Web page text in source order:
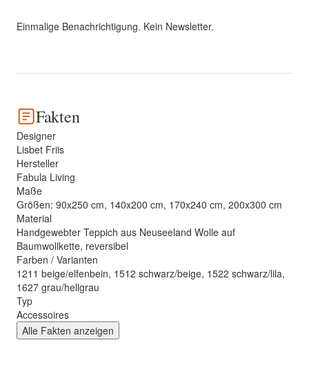
Einmalige Benachrichtigung. Kein Newsletter.
Fakten
Designer
Lisbet Friis
Hersteller
Fabula Living
Maße
Größen: 90x250 cm, 140x200 cm, 170x240 cm, 200x300 cm
Material
Handgewebter Teppich aus Neuseeland Wolle auf
Baumwollkette, reversibel
Farben / Varianten
1211 beige/elfenbein, 1512 schwarz/beige, 1522 schwarz/lila,
1627 grau/hellgrau
Typ
Accessoires
Alle Fakten anzeigen